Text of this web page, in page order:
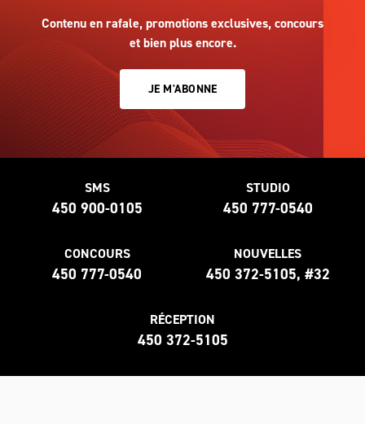
Contenu en rafale, promotions exclusives, concours
et bien plus encore.
JE M'ABONNE
SMS
450 900-0105
STUDIO
450 777-0540
CONCOURS
450 777-0540
NOUVELLES
450 372-5105, #32
RÉCEPTION
450 372-5105